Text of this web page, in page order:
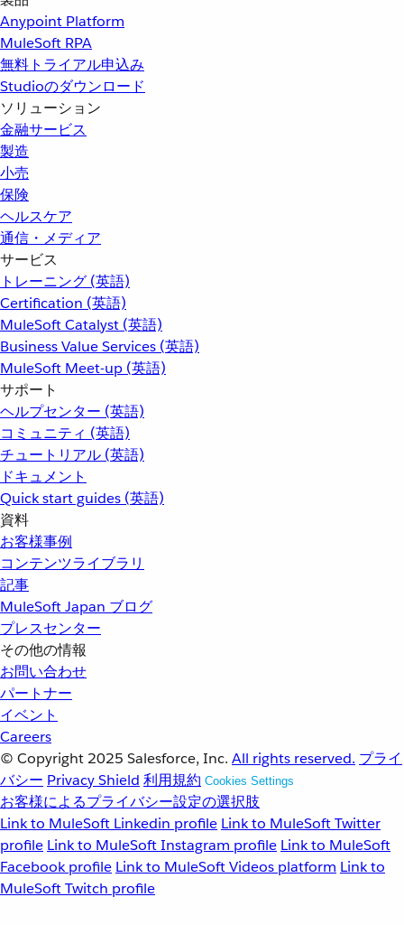
Anypoint Platform
MuleSoft RPA
無料トライアル申込み
Studioのダウンロード
ソリューション
金融サービス
製造
小売
保険
ヘルスケア
通信・メディア
サービス
トレーニング (英語)
Certification (英語)
MuleSoft Catalyst (英語)
Business Value Services (英語)
MuleSoft Meet-up (英語)
サポート
ヘルプセンター (英語)
コミュニティ (英語)
チュートリアル (英語)
ドキュメント
Quick start guides (英語)
資料
お客様事例
コンテンツライブラリ
記事
MuleSoft Japan ブログ
プレスセンター
その他の情報
お問い合わせ
パートナー
イベント
Careers
© Copyright 2025 Salesforce, Inc. All rights reserved. プライ
バシー Privacy Shield 利用規約 Cookies Settings
お客様によるプライバシー設定の選択肢
Link to MuleSoft Linkedin profile Link to MuleSoft Twitter
profile Link to MuleSoft Instagram profile Link to MuleSoft
Facebook profile Link to MuleSoft Videos platform Link to
MuleSoft Twitch profile